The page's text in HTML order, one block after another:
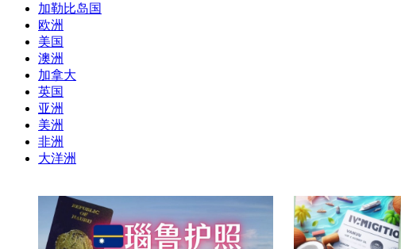
加勒比岛国
欧洲
美国
澳洲
加拿大
英国
亚洲
美洲
非洲
大洋洲